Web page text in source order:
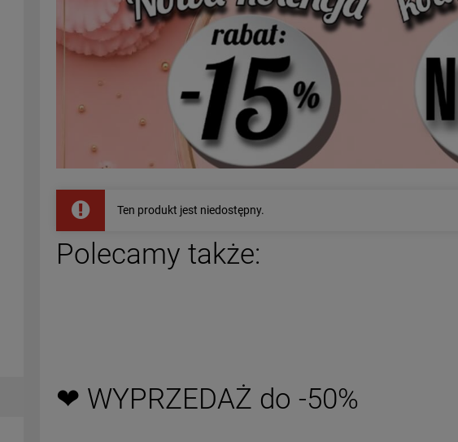
CHIRURGICZNA czarne i
kolorowe kryształki
69,00 zł
Ten produkt jest niedostępny.
Polecamy także:
❤ WYPRZEDAŻ do -50%